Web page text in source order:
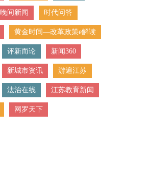
晚间新闻 时代问答
黄金时间—改革政策e解读
评新而论 新闻360
新城市资讯 游遍江苏
法治在线 江苏教育新闻
网罗天下